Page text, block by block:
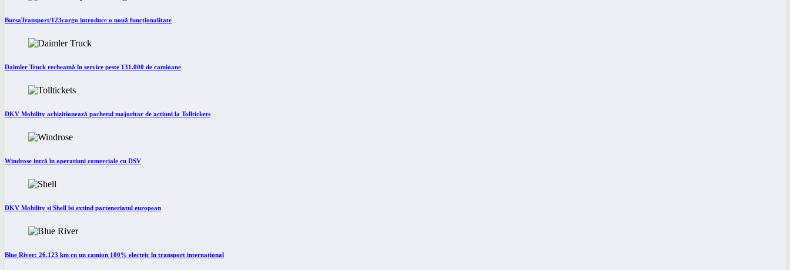
BursaTransport/123cargo introduce o nouă funcționalitate
Daimler Truck recheamă în service peste 131.000 de camioane
DKV Mobility achiziționează pachetul majoritar de acțiuni la Tolltickets
Windrose intră în operațiuni comerciale cu DSV
DKV Mobility și Shell își extind parteneriatul european
Blue River: 26.123 km cu un camion 100% electric în transport internațional